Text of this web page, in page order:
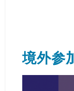
境外参